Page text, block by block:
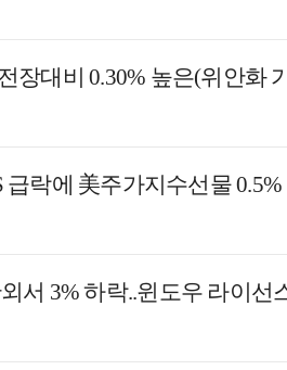
장대비 0.30% 높은(위안화
급락에 美주가지수선물
서 3% 하락..윈도우 라이선